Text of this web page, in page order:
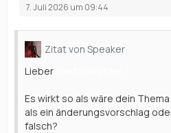
7. Juli 2026 um 09:44
Zitat von Speaker
Lieber
Es wirkt so als wäre dein
als ein änderungsvorschlag
falsch?